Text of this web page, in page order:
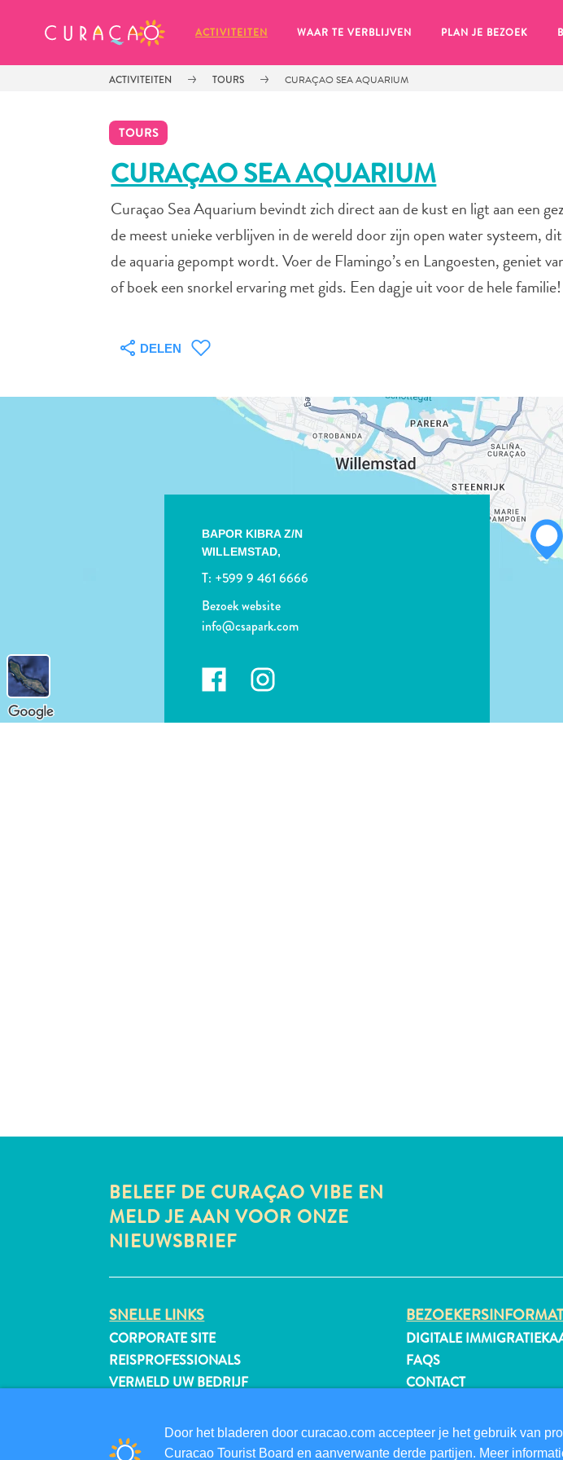
ACTIVITEITEN WAAR TE VERBLIJVEN PLAN JE BEZOEK
ACTIVITEITEN TOURS CURAÇAO SEA AQUARIUM
TOURS
CURAÇAO SEA AQUARIUM
Curaçao Sea Aquarium bevindt zich direct aan de kust en ligt aan een
de meest unieke verblijven in de wereld door zijn open water systeem,
de aquaria gepompt wordt. Voer de Flamingo’s en Langoesten, geniet
of boek een snorkel ervaring met gids. Een dagje uit voor de hele
DELEN
BAPOR KIBRA Z/N
WILLEMSTAD,
T: +599 9 461 6666
Bezoek website
info@csapark.com
BELEEF DE CURAÇAO VIBE EN
MELD JE AAN VOOR ONZE
NIEUWSBRIEF
SNELLE LINKS
CORPORATE SITE
REISPROFESSIONALS
VERMELD UW BEDRIJF
DIGITALE
FAQS
CONTACT
ONLINE BROCHURE
Door het bladeren door curacao.com accepteer je het gebruik van
Curacao Tourist Board en aanverwante derde partijen. Meer
MIJN FAVORIETEN
Zo te zien heb je nog geen
favoriete plekken opgeslagen.